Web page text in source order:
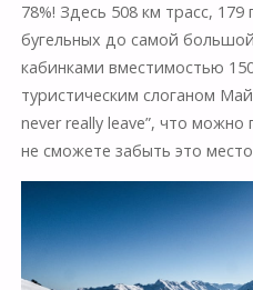
78%! Здесь 508 км трасс,
бугельных до самой
кабинками вместимостью
туристическим слоганом
never really leave”, что можно
не сможете забыть это